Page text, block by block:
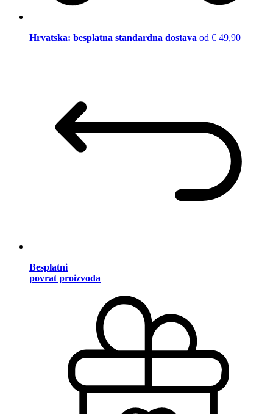
Hrvatska: besplatna standardna dostava od € 49,90
Besplatni
povrat proizvoda